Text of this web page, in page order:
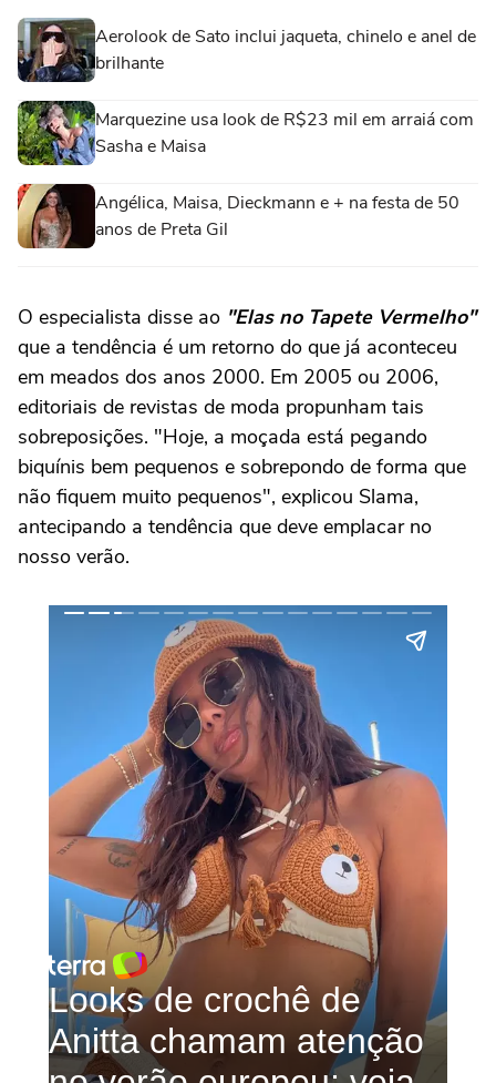
Aerolook de Sato inclui jaqueta, chinelo e anel de
brilhante
Marquezine usa look de R$23 mil em arraiá com
Sasha e Maisa
Angélica, Maisa, Dieckmann e + na festa de 50
anos de Preta Gil
O especialista disse ao "Elas no Tapete Vermelho"
que a tendência é um retorno do que já aconteceu
em meados dos anos 2000. Em 2005 ou 2006,
editoriais de revistas de moda propunham tais
sobreposições. "Hoje, a moçada está pegando
biquínis bem pequenos e sobrepondo de forma que
não fiquem muito pequenos", explicou Slama,
antecipando a tendência que deve emplacar no
nosso verão.